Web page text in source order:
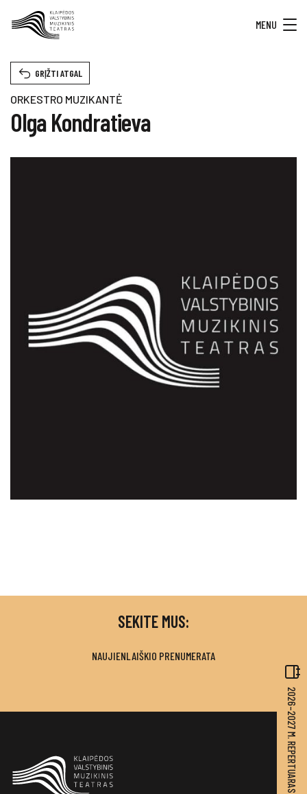
MENU
ORKESTRO MUZIKANTĖ
Olga Kondratieva
GRĮŽTI ATGAL
2026–2027 M. REPERTUARAS
SEKITE MUS:
NAUJIENLAIŠKIO PRENUMERATA